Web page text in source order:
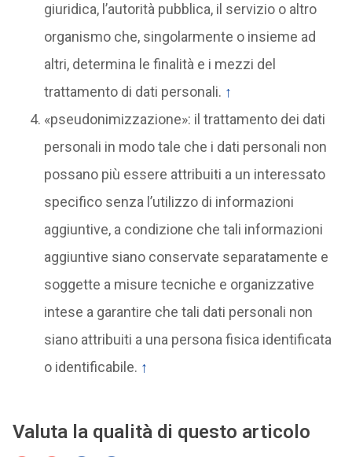
giuridica, l’autorità pubblica, il servizio o altro
organismo che, singolarmente o insieme ad
altri, determina le finalità e i mezzi del
trattamento di dati personali. ↑
«pseudonimizzazione»: il trattamento dei dati
personali in modo tale che i dati personali non
possano più essere attribuiti a un interessato
specifico senza l’utilizzo di informazioni
aggiuntive, a condizione che tali informazioni
aggiuntive siano conservate separatamente e
soggette a misure tecniche e organizzative
intese a garantire che tali dati personali non
siano attribuiti a una persona fisica identificata
o identificabile. ↑
Valuta la qualità di questo articolo